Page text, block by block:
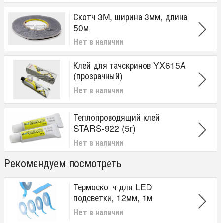
Скотч 3M, ширина 3мм, длина
50м
Нет в наличии
Клей для тачскринов YX615A
(прозрачный)
Нет в наличии
Теплопроводящий клей
STARS-922 (5г)
Нет в наличии
Рекомендуем посмотреть
Термоскотч для LED
подсветки, 12мм, 1м
Нет в наличии